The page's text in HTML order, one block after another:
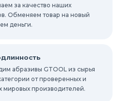
за качество наших
Обменяем товар на новый
деньги.
абразивы GTOOL из сырья
от проверенных и
мировых производителей.